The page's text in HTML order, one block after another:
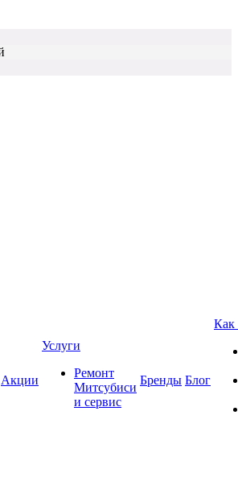
Акции
Услуги
Ремонт
Митсубиси
и сервис
Бренды Блог
Как